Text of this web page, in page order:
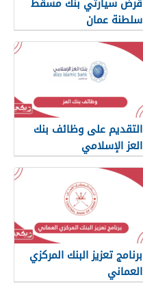
سلطنة عمان
التقديم على وظائف بنك
العز الإسلامي
برنامج تعزيز البنك المركزي
العماني